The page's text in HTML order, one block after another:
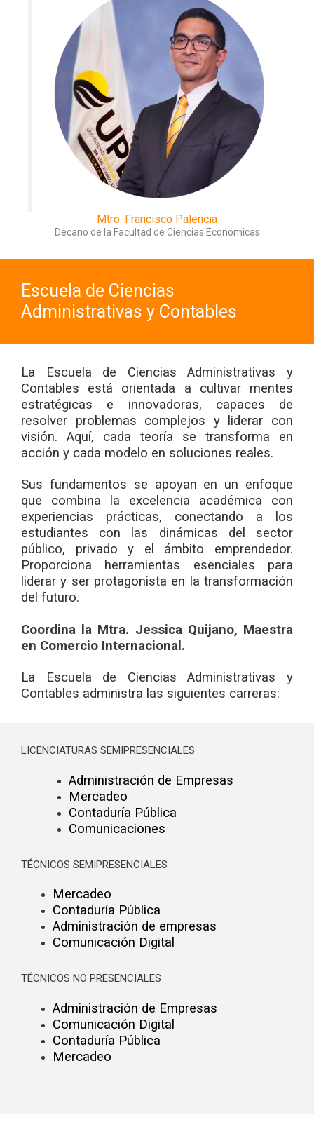
Mtro. Francisco Palencia
Decano de la Facultad de Ciencias Económicas
Escuela de Ciencias
Administrativas y Contables
La Escuela de Ciencias Administrativas y
Contables está orientada a cultivar mentes
estratégicas e innovadoras, capaces de
resolver problemas complejos y liderar con
visión. Aquí, cada teoría se transforma en
acción y cada modelo en soluciones reales.
Sus fundamentos se apoyan en un enfoque
que combina la excelencia académica con
experiencias prácticas, conectando a los
estudiantes con las dinámicas del sector
público, privado y el ámbito emprendedor.
Proporciona herramientas esenciales para
liderar y ser protagonista en la transformación
del futuro.
Coordina la Mtra. Jessica Quijano, Maestra
en Comercio Internacional.
La Escuela de Ciencias Administrativas y
Contables administra las siguientes carreras:
LICENCIATURAS SEMIPRESENCIALES
Administración de Empresas
Mercadeo
Contaduría Pública
Comunicaciones
TÉCNICOS SEMIPRESENCIALES
Mercadeo
Contaduría Pública
Administración de empresas
Comunicación Digital
TÉCNICOS NO PRESENCIALES
Administración de Empresas
Comunicación Digital
Contaduría Pública
Mercadeo